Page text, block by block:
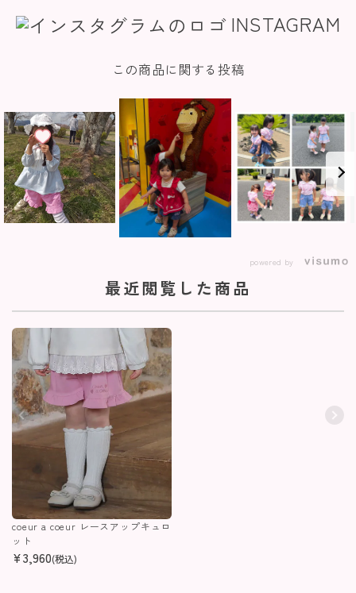
INSTAGRAM
この商品に関する投稿
powered by
最近閲覧した商品
coeur a coeur レースアップキュロ
ット
¥3,960(税込)